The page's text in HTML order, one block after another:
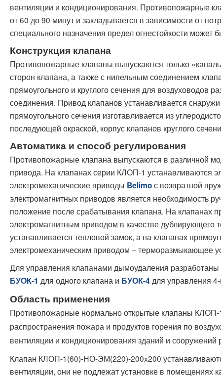
вентиляции и кондиционирования. Противопожарные
от 60 до 90 минут и закладывается в зависимости от
специального назначения предел огнестойкости может
Конструкция клапана
Противопожарные клапаны выпускаются только
сторон клапана, а также с нипельным соединением
прямоугольного и круглого сечения для воздуховодов
соединения. Привод клапанов устанавливается
прямоугольного сечения изготавливается из
последующей окраской, корпус клапанов круглого
Автоматика и способ регулирования
Противопожарные клапана выпускаются в различной
привода. На клапанах серии КЛОП-1 устанавливаются
электромеханические приводы Belimoс возвратной
электромагнитных приводов является необходимость
положение после срабатывания клапана. На клапанах
электромагнитным приводом в качестве дублирующего
устанавливается тепловой замок, а на клапанах
электромеханическим приводом – терморазмыкающее
Для управления клапанами дымоудаления разработаны
БУОК-1 для одного клапана и БУОК-4 для управления
Область применения
Противопожарные нормально открытые клапаны КЛОП-
распространения пожара и продуктов горения по
вентиляции и кондиционирования зданий и сооружений
Клапан КЛОП-1(60)-НО-ЭМ(220)-200x200
вентиляции, они не подлежат установке в помещениях